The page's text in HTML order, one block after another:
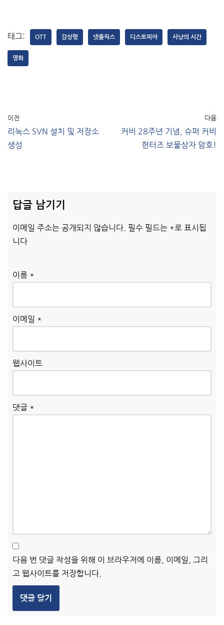
태그: OTT 감상평 넷플릭스 디스토피아 사냥의 시간
영화
이전
리눅스 SVN 설치 및 저장소
생성
다음
커비 28주년 기념, 슈퍼 커비
헌터즈 보물상자 암호!
답글 남기기
이메일 주소는 공개되지 않습니다. 필수 필드는 * 로 표시됩
니다
이름 *
이메일 *
웹사이트
댓글 *
다음 번 댓글 작성을 위해 이 브라우저에 이름, 이메일, 그리
고 웹사이트를 저장합니다.